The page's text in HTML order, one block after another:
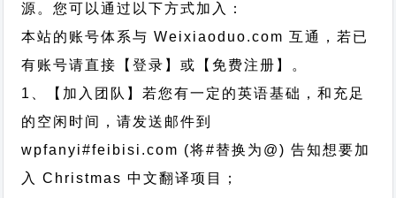
源。您可以通过以下方式加入：
本站的账号体系与Weixiaoduo.com 互通，若已
有账号请直接【登录】或【免费注册】。
1、【加入团队】若您有一定的英语基础，和充足
的空闲时间，请发送邮件到
wpfanyi#feibisi.com (将#替换为@) 告知想要加
入 Christmas 中文翻译项目；